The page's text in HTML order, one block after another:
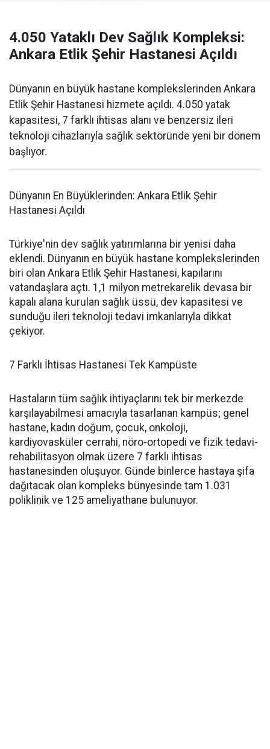
4.050 Yataklı Dev Sağlık Kompleksi:
Ankara Etlik Şehir Hastanesi Açıldı
Dünyanın en büyük hastane komplekslerinden Ankara
Etlik Şehir Hastanesi hizmete açıldı. 4.050 yatak
kapasitesi, 7 farklı ihtisas alanı ve benzersiz ileri
teknoloji cihazlarıyla sağlık sektöründe yeni bir dönem
başlıyor.
Dünyanın En Büyüklerinden: Ankara Etlik Şehir
Hastanesi Açıldı
Türkiye'nin dev sağlık yatırımlarına bir yenisi daha
eklendi. Dünyanın en büyük hastane komplekslerinden
biri olan Ankara Etlik Şehir Hastanesi, kapılarını
vatandaşlara açtı. 1,1 milyon metrekarelik devasa bir
kapalı alana kurulan sağlık üssü, dev kapasitesi ve
sunduğu ileri teknoloji tedavi imkanlarıyla dikkat
çekiyor.
7 Farklı İhtisas Hastanesi Tek Kampüste
Hastaların tüm sağlık ihtiyaçlarını tek bir merkezde
karşılayabilmesi amacıyla tasarlanan kampüs; genel
hastane, kadın doğum, çocuk, onkoloji,
kardiyovasküler cerrahi, nöro-ortopedi ve fizik tedavi-
rehabilitasyon olmak üzere 7 farklı ihtisas
hastanesinden oluşuyor. Günde binlerce hastaya şifa
dağıtacak olan kompleks bünyesinde tam 1.031
poliklinik ve 125 ameliyathane bulunuyor.